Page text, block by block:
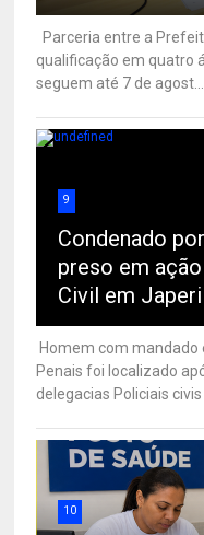
Parceria entre a
qualificação em quatro
seguem até 7 de agost...
9
Condenado
preso em
Civil em Japeri
Homem com mandado
Penais foi localizado
delegacias Policiais civis
10